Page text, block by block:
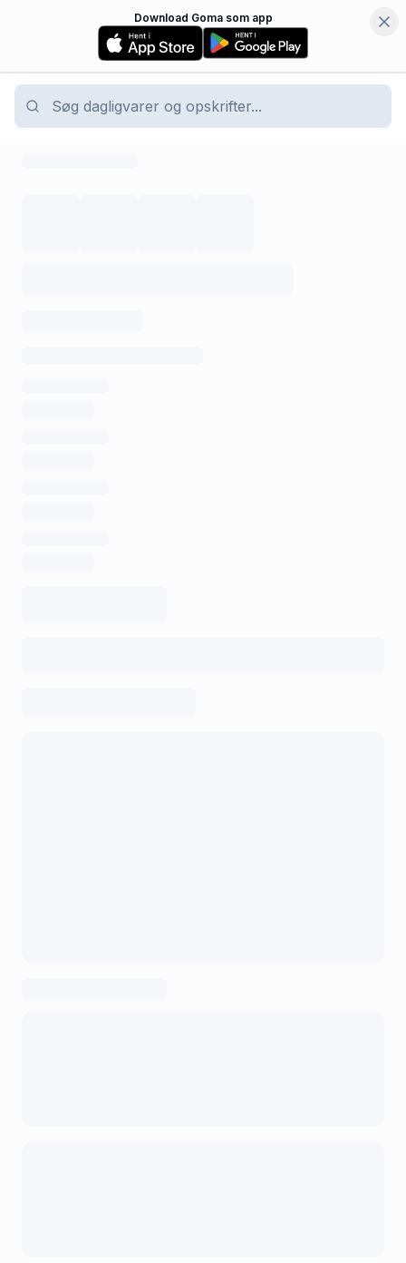
Download Goma som app